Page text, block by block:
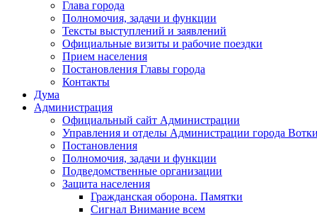
Глава города
Полномочия, задачи и функции
Тексты выступлений и заявлений
Официальные визиты и рабочие поездки
Прием населения
Постановления Главы города
Контакты
Дума
Администрация
Официальный сайт Администрации
Управления и отделы Администрации города
Постановления
Полномочия, задачи и функции
Подведомственные организации
Защита населения
Гражданская оборона. Памятки
Сигнал Внимание всем